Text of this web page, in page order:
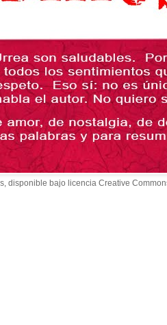
disponible bajo licencia Creative